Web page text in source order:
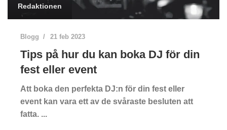
Redaktionen
Blogg 21 feb 2023
Tips på hur du kan boka DJ för din
fest eller event
Att boka den perfekta DJ:n för din fest eller
event kan vara ett av de svåraste besluten att
fatta. ...